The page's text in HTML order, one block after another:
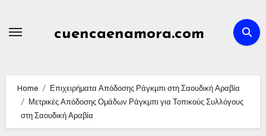
cuencaenamora.com
Home
Επιχειρήματα Απόδοσης Ράγκμπι στη Σαουδική Αραβία
Μετρικές Απόδοσης Ομάδων Ράγκμπι για Τοπικούς Συλλόγους
στη Σαουδική Αραβία